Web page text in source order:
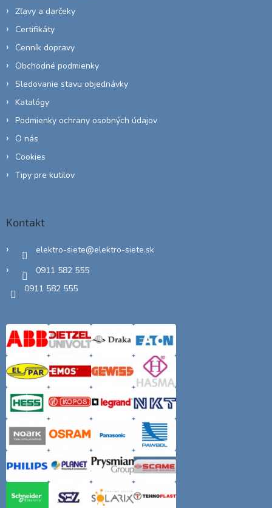
Zľavy a darčeky
Certifikáty
Cenník dopravy
Obchodné podmienky
Sledovanie stavu objednávky
Katalógy
Podmienky ochrany osobných údajov
O nás
Cookies
Tipy pre kutilov
Kontakt
elektro-siete@elektro-siete.sk
0911 582 555
0911 582 555